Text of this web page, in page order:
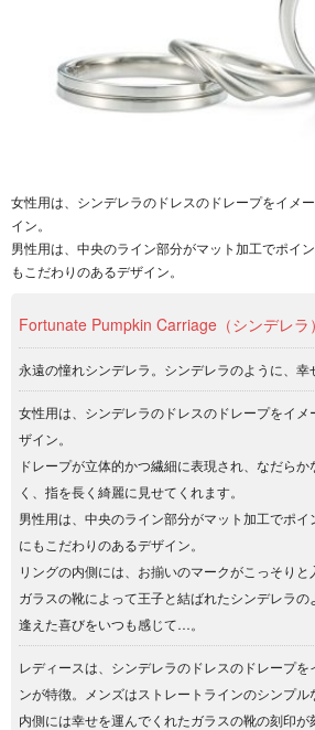
女性用は、シンデレラのドレスのドレープをイメ
イン。
男性用は、中央のライン部分がマット加工でポイ
もこだわりのあるデザイン。
Fortunate Pumpkin Carriage（シンデレラ）
永遠の憧れシンデレラ。シンデレラのように、幸
女性用は、シンデレラのドレスのドレープをイ
ザイン。
ドレープが立体的かつ繊細に表現され、なだら
く、指を長く綺麗に見せてくれます。
男性用は、中央のライン部分がマット加工でポ
にもこだわりのあるデザイン。
リングの内側には、お揃いのマークがこっそりと
ガラスの靴によって王子と結ばれたシンデレラの
逢えた喜びをいつも感じて…。
レディースは、シンデレラのドレスのドレープ
ンが特徴。メンズはストレートラインのシンプ
内側には幸せを運んでくれたガラスの靴の刻印